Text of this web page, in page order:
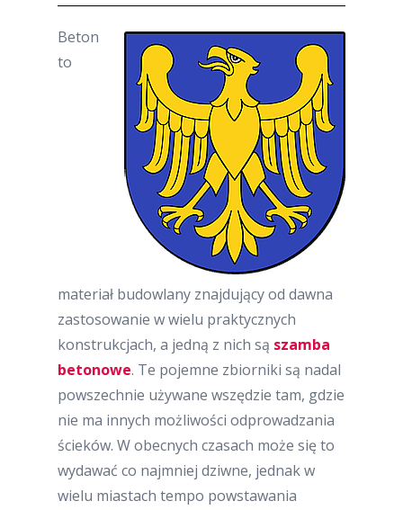
Beton
to
materiał budowlany znajdujący od dawna
zastosowanie w wielu praktycznych
konstrukcjach, a jedną z nich są szamba
betonowe. Te pojemne zbiorniki są nadal
powszechnie używane wszędzie tam, gdzie
nie ma innych możliwości odprowadzania
ścieków. W obecnych czasach może się to
wydawać co najmniej dziwne, jednak w
wielu miastach tempo powstawania